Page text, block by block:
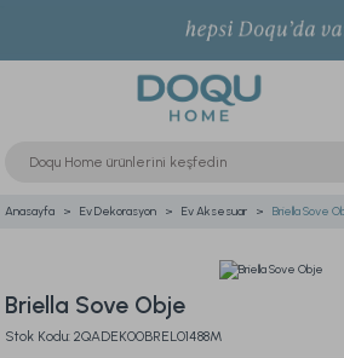
Anasayfa Ev Dekorasyon Ev Aksesuar Briella Sove
Briella Sove Obje
Stok Kodu: 2QADEK00BREL01488M